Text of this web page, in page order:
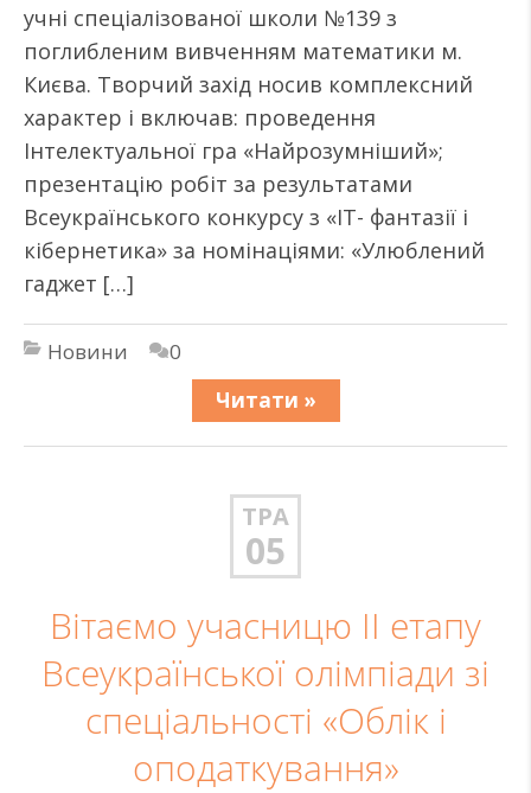
учні спеціалізованої школи №139 з
поглибленим вивченням математики м.
Києва. Творчий захід носив комплексний
характер і включав: проведення
Інтелектуальної гра «Найрозумніший»;
презентацію робіт за результатами
Всеукраїнського конкурсу з «IT- фантазії і
кібернетика» за номінаціями: «Улюблений
гаджет […]
Новини
0
Читати »
ТРА
05
Вітаємо учасницю II етапу
Всеукраїнської олімпіади зі
спеціальності «Облік і
оподаткування»